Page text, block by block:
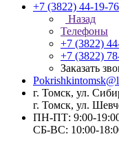
+7 (3822) 44-19-76
Назад
Телефоны
+7 (3822)
+7 (3822)
Заказать
г. Томск, ул.
г. Томск, ул.
ПН-ПТ: 9:00-
СБ-ВС: 10:00-